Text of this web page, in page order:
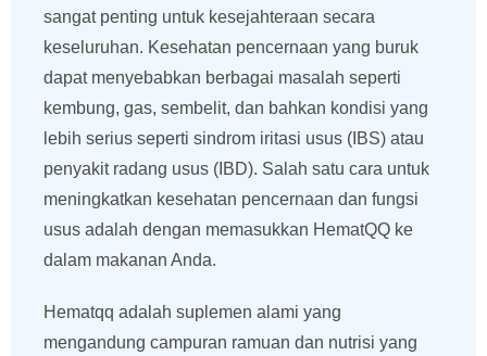
sangat penting untuk kesejahteraan secara
keseluruhan. Kesehatan pencernaan yang buruk
dapat menyebabkan berbagai masalah seperti
kembung, gas, sembelit, dan bahkan kondisi yang
lebih serius seperti sindrom iritasi usus (IBS) atau
penyakit radang usus (IBD). Salah satu cara untuk
meningkatkan kesehatan pencernaan dan fungsi
usus adalah dengan memasukkan HematQQ ke
dalam makanan Anda.
Hematqq adalah suplemen alami yang
mengandung campuran ramuan dan nutrisi yang